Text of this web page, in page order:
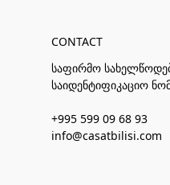
CONTACT
საფირმო
საიდენტიფიკაციო
+995 599 09 68 93
info@casatbilisi.com